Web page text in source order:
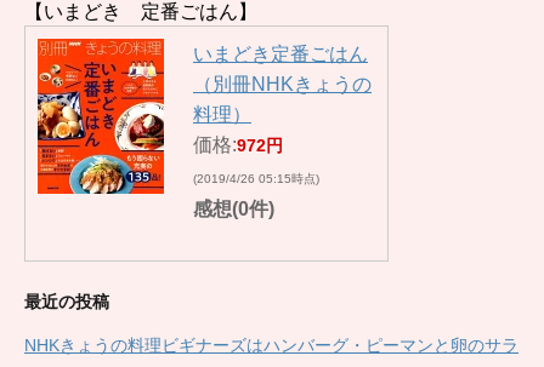
【いまどき 定番ごはん】
いまどき定番ごはん
（別冊NHKきょうの
料理）
価格:972円
(2019/4/26 05:15時点)
感想(0件)
最近の投稿
NHKきょうの料理ビギナーズはハンバーグ・ピーマンと卵のサラ